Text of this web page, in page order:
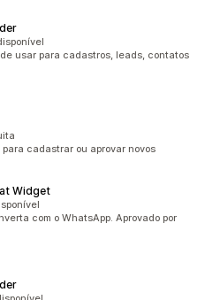
usar para cadastros, leads, contatos
cadastrar ou aprovar novos
Widget
com o WhatsApp. Aprovado por